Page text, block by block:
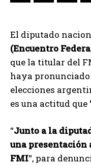
El diputado
(Encuentro
que la titular del
haya
elecciones
es una actitud que
“Junto a la
una presentación
FMI“, para